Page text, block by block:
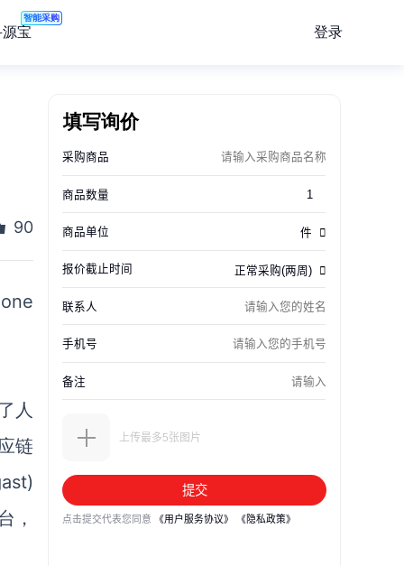
宝
智能采购
登录
90
人
链
，
填写询价